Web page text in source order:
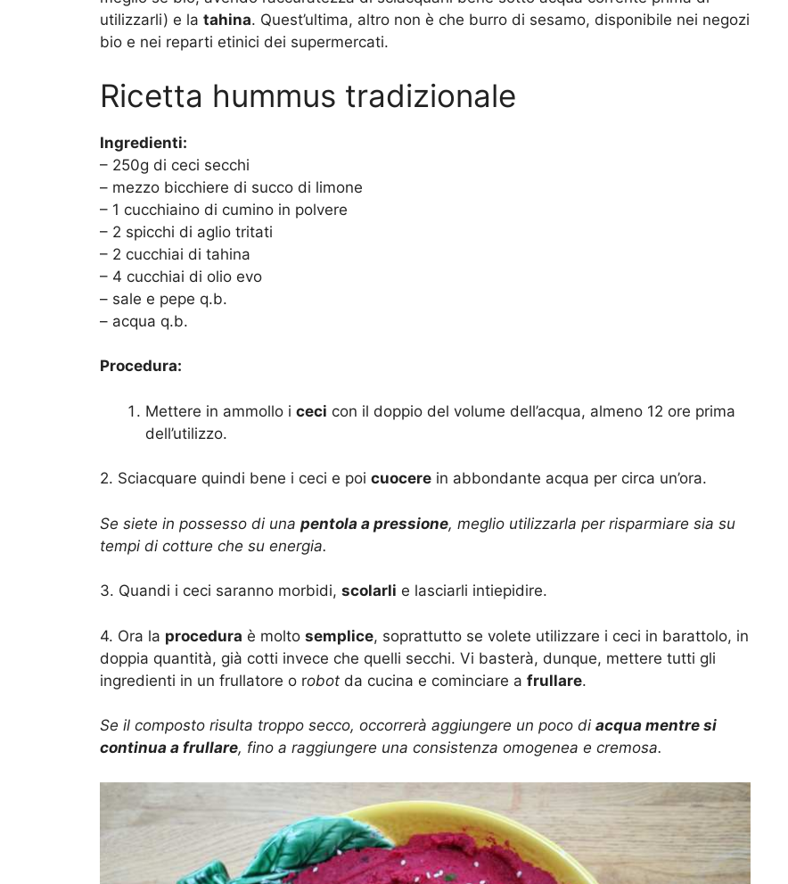
utilizzarli) e la tahina. Quest’ultima, altro non è che burro di sesamo, disponibile nei negozi
bio e nei reparti etinici dei supermercati.
Ricetta hummus tradizionale
Ingredienti:
– 250g di ceci secchi
– mezzo bicchiere di succo di limone
– 1 cucchiaino di cumino in polvere
– 2 spicchi di aglio tritati
– 2 cucchiai di tahina
– 4 cucchiai di olio evo
– sale e pepe q.b.
– acqua q.b.
Procedura:
Mettere in ammollo i ceci con il doppio del volume dell’acqua, almeno 12 ore prima
dell’utilizzo.
2. Sciacquare quindi bene i ceci e poi cuocere in abbondante acqua per circa un’ora.
Se siete in possesso di una pentola a pressione, meglio utilizzarla per risparmiare sia su
tempi di cotture che su energia.
3. Quandi i ceci saranno morbidi, scolarli e lasciarli intiepidire.
4. Ora la procedura è molto semplice, soprattutto se volete utilizzare i ceci in barattolo, in
doppia quantità, già cotti invece che quelli secchi. Vi basterà, dunque, mettere tutti gli
ingredienti in un frullatore o robot da cucina e cominciare a frullare.
Se il composto risulta troppo secco, occorrerà aggiungere un poco di acqua mentre si
continua a frullare, fino a raggiungere una consistenza omogenea e cremosa.